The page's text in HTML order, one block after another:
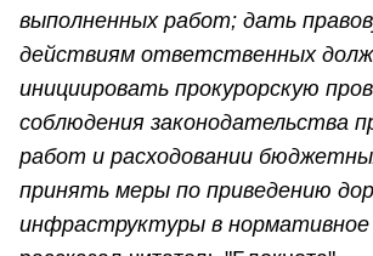
выполненных работ; дать
действиям ответственных
инициировать прокурорскую
соблюдения законодательства
работ и расходовании
принять меры по приведению
инфраструктуры в